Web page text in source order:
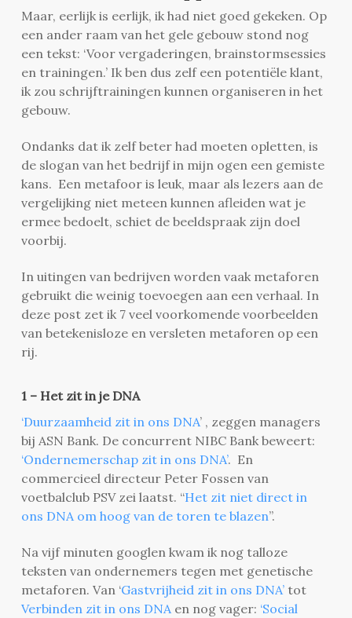
Maar, eerlijk is eerlijk, ik had niet goed gekeken. Op
een ander raam van het gele gebouw stond nog
een tekst: ‘Voor vergaderingen, brainstormsessies
en trainingen.’ Ik ben dus zelf een potentiële klant,
ik zou schrijftrainingen kunnen organiseren in het
gebouw.
Ondanks dat ik zelf beter had moeten opletten, is
de slogan van het bedrijf in mijn ogen een gemiste
kans. Een metafoor is leuk, maar als lezers aan de
vergelijking niet meteen kunnen afleiden wat je
ermee bedoelt, schiet de beeldspraak zijn doel
voorbij.
In uitingen van bedrijven worden vaak metaforen
gebruikt die weinig toevoegen aan een verhaal. In
deze post zet ik 7 veel voorkomende voorbeelden
van betekenisloze en versleten metaforen op een
rij.
1 – Het zit in je DNA
‘Duurzaamheid zit in ons DNA’ , zeggen managers
bij ASN Bank. De concurrent NIBC Bank beweert:
‘Ondernemerschap zit in ons DNA’. En
commercieel directeur Peter Fossen van
voetbalclub PSV zei laatst. “Het zit niet direct in
ons DNA om hoog van de toren te blazen”.
Na vijf minuten googlen kwam ik nog talloze
teksten van ondernemers tegen met genetische
metaforen. Van ‘Gastvrijheid zit in ons DNA’tot
Verbinden zit in ons DNA en nog vager: ‘Social